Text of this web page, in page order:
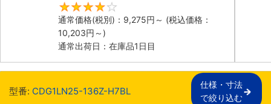
通常価格(税別)： 9,275円 ～ (税込価格：
10,203円 ～)
通常出荷日：在庫品1日目
型番: CDG1LN25-136Z-H7BL
仕様・寸法
で絞り込む